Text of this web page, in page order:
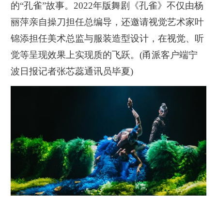
的“孔雀”故事。2022年版舞剧《孔雀》不仅由杨
丽萍亲自操刀担任总编导，还邀请视觉艺术家叶
锦添担任美术总监与服装造型设计，在视觉、听
觉等呈现效果上实现质的飞跃。(甬派客户端宁
波日报记者张芯蕊通讯员毕夏)